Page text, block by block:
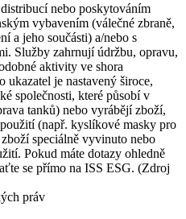
nebo poskytováním
vybavením (válečné zbraně,
a jeho součásti) a/nebo s
Služby zahrnují údržbu, opravu,
aktivity ve shora
ukazatel je nastavený široce,
společnosti, které působí v
tanků) nebo vyrábějí zboží,
(např. kyslíkové masky pro
speciálně vyvinuto nebo
Pokud máte dotazy ohledně
se přímo na ISS ESG. (Zdroj
práv